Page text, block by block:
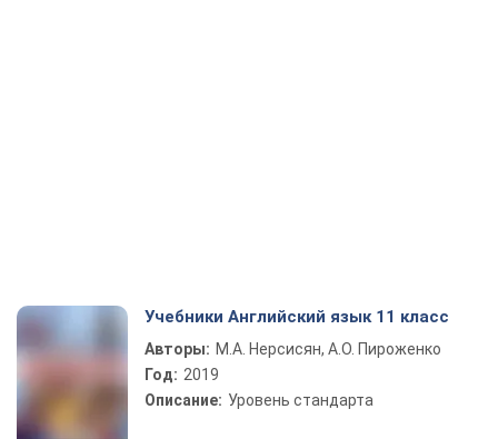
Учебники Английский язык 11 класс
Авторы: М.А. Нерсисян, А.О. Пироженко
Год: 2019
Описание: Уровень стандарта